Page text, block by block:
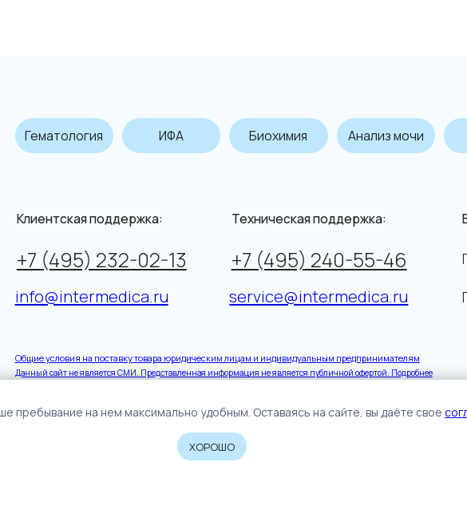
поддержка: Техническая поддержка: Время работы:
условия на поставку товара юридическим лицам и индивидуальным предпринимателям
пpeбывaниe нa нeм мaкcимaльнo удoбным. Ocтaвaяcь нa caйтe, вы дaётe cвoe
ХОРОШО